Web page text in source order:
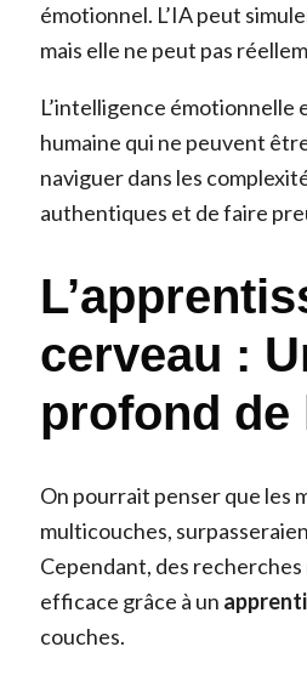
émotionnel. L’IA peut
mais elle ne peut pas
L’intelligence émotionnelle
humaine qui ne peuvent
naviguer dans les
authentiques et de faire
cerveau :
profond de
On pourrait penser que les
multicouches,
Cependant, des
efficace grâce à un
couches.